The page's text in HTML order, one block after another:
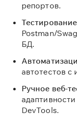
репортов.
Postman/
БД.
автотестов с
Ручное веб-
DevTools.